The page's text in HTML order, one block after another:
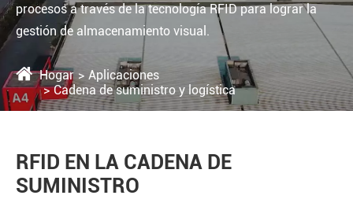
procesos a través de la tecnología RFID para lograr la
gestión de almacenamiento visual.
Hogar
Aplicaciones
Cadena de suministro y logística
RFID EN LA CADENA DE
SUMINISTRO